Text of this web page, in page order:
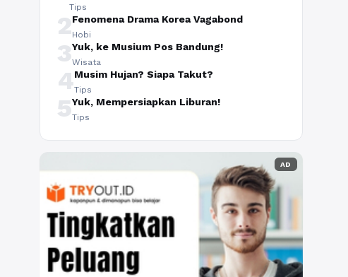
Tips
2Fenomena Drama Korea Vagabond
Hobi
3Yuk, ke Musium Pos Bandung!
Wisata
4Musim Hujan? Siapa Takut?
Tips
5Yuk, Mempersiapkan Liburan!
Tips
AD